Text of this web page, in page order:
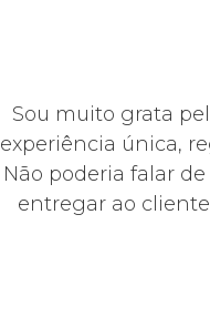
Sou muito grata
experiência única,
Não poderia falar
entregar ao